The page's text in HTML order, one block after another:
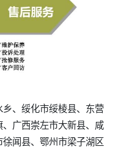
、绥化市绥棱县、东营
广西崇左市大新县、咸
闻县、鄂州市梁子湖区